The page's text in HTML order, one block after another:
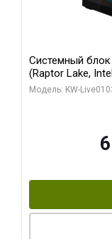
Системный блок
(Raptor Lake,
модуля)/ Afox
Модель: KW-